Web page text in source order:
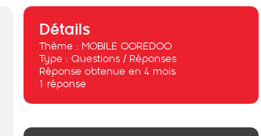
Détails
Thème : MOBILE OOREDOO
Type : Questions / Réponses
Réponse obtenue en 4 mois
1 réponse